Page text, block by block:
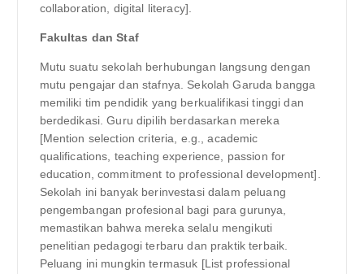
collaboration, digital literacy].
Fakultas dan Staf
Mutu suatu sekolah berhubungan langsung dengan
mutu pengajar dan stafnya. Sekolah Garuda bangga
memiliki tim pendidik yang berkualifikasi tinggi dan
berdedikasi. Guru dipilih berdasarkan mereka
[Mention selection criteria, e.g., academic
qualifications, teaching experience, passion for
education, commitment to professional development].
Sekolah ini banyak berinvestasi dalam peluang
pengembangan profesional bagi para gurunya,
memastikan bahwa mereka selalu mengikuti
penelitian pedagogi terbaru dan praktik terbaik.
Peluang ini mungkin termasuk [List professional